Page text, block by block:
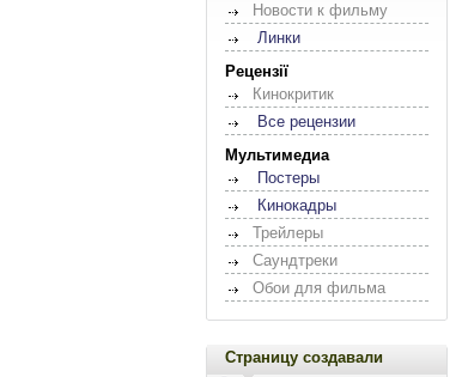
Новости к фильму
Линки
Рецензії
Кинокритик
Все рецензии
Мультимедиа
Постеры
Кинокадры
Трейлеры
Саундтреки
Обои для фильма
Страницу создавали